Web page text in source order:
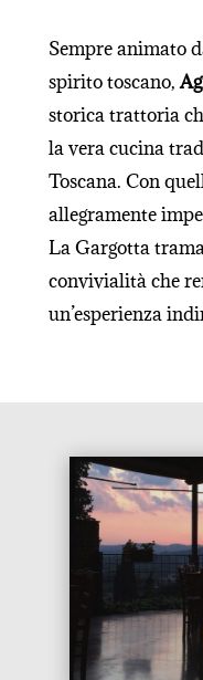
Sempre animato
spirito toscano,
storica trattoria
la vera cucina
Toscana. Con
allegramente
La Gargotta
convivialità che
un’esperienza